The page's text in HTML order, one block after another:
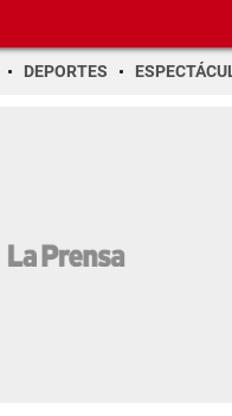
DEPORTES